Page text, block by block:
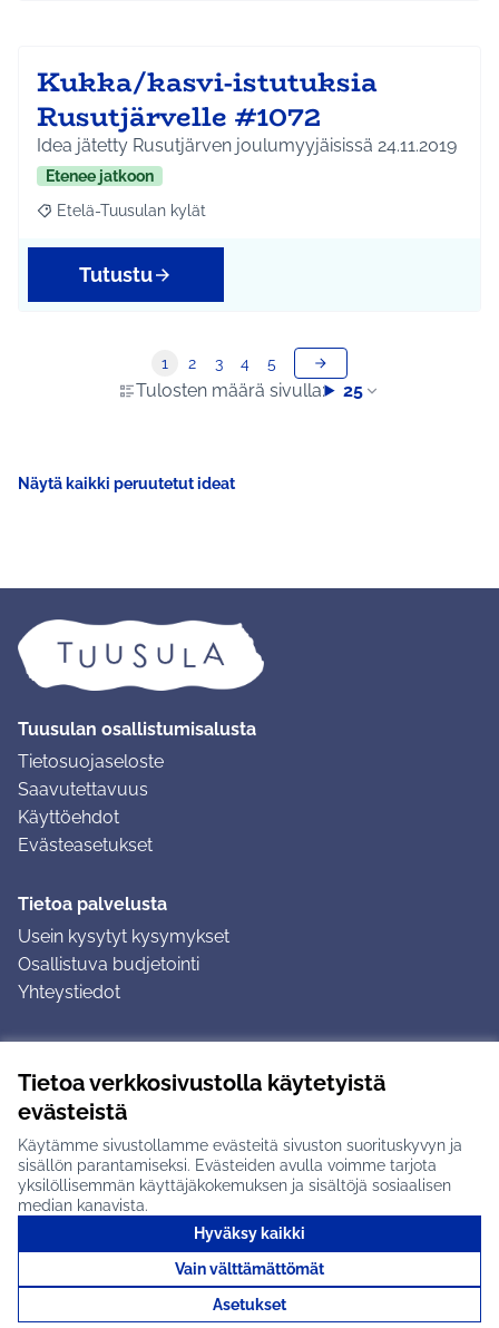
Tietoa verkkosivustolla käytetyistä
evästeistä
Käytämme sivustollamme evästeitä sivuston suorituskyvyn ja
sisällön parantamiseksi. Evästeiden avulla voimme tarjota
yksilöllisemmän käyttäjäkokemuksen ja sisältöjä sosiaalisen
median kanavista.
Hyväksy kaikki
Vain välttämättömät
Asetukset
Kukka/kasvi-istutuksia
Rusutjärvelle #1072
Idea jätetty Rusutjärven joulumyyjäisissä 24.11.2019
Etenee jatkoon
Rajaa tulokset aihepiirin mukaan: Etelä-Tuusulan kylät
Etelä-Tuusulan kylät
Tutustu
Tulosten määrä sivulla: 25
1 2 3 4 5
Näytä kaikki peruutetut ideat
Tuusulan osallistumisalusta
Tietosuojaseloste
Saavutettavuus
Käyttöehdot
Evästeasetukset
Tietoa palvelusta
Usein kysytyt kysymykset
Osallistuva budjetointi
Yhteystiedot
Ohjeet kirjautumiseen
Ohjeet kommentin jättämiseen
Creative Commons -lisenssi
(Ulkoinen linkki)Verkkosivusto luotuvapaan ohjelmiston
Tuusulan osallistumisalusta X-palvelussa
(Ulkoinen linkki)